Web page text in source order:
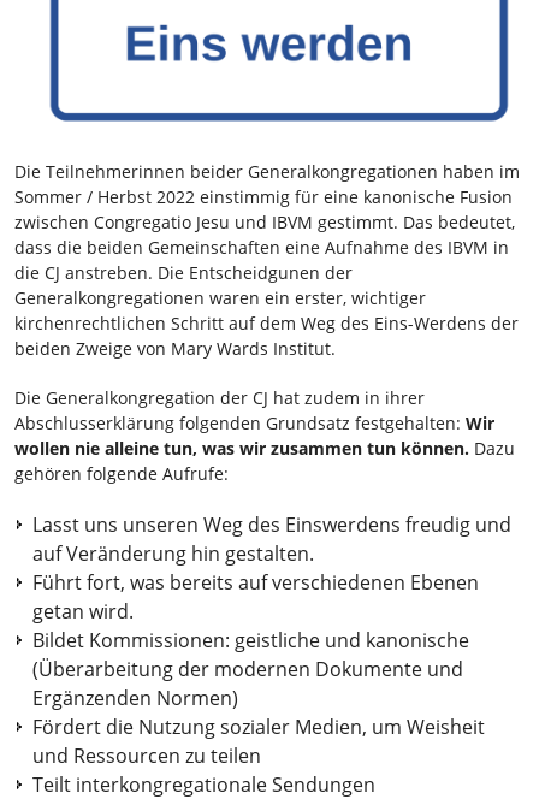
Die Teilnehmerinnen beider Generalkongregationen haben im
Sommer / Herbst 2022 einstimmig für eine kanonische Fusion
zwischen Congregatio Jesu und IBVM gestimmt. Das bedeutet,
dass die beiden Gemeinschaften eine Aufnahme des IBVM in
die CJ anstreben. Die Entscheidgunen der
Generalkongregationen waren ein erster, wichtiger
kirchenrechtlichen Schritt auf dem Weg des Eins-Werdens der
beiden Zweige von Mary Wards Institut.
Die Generalkongregation der CJ hat zudem in ihrer
Abschlusserklärung folgenden Grundsatz festgehalten: Wir
wollen nie alleine tun, was wir zusammen tun können. Dazu
gehören folgende Aufrufe:
Lasst uns unseren Weg des Einswerdens freudig und
auf Veränderung hin gestalten.
Führt fort, was bereits auf verschiedenen Ebenen
getan wird.
Bildet Kommissionen: geistliche und kanonische
(Überarbeitung der modernen Dokumente und
Ergänzenden Normen)
Fördert die Nutzung sozialer Medien, um Weisheit
und Ressourcen zu teilen
Teilt interkongregationale Sendungen